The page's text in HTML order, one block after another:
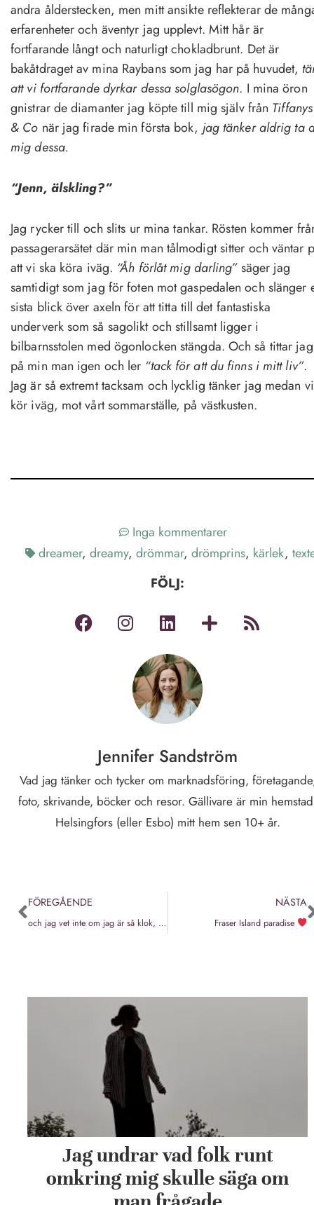
andra ålderstecken, men mitt ansikte reflekterar de
erfarenheter och äventyr jag upplevt. Mitt hår är
fortfarande långt och naturligt chokladbrunt. Det är
bakåtdraget av mina Raybans som jag har på huvudet,
att vi fortfarande dyrkar dessa solglasögon. I mina öron
gnistrar de diamanter jag köpte till mig själv från Tiffanys
& Co när jag firade min första bok, jag tänker aldrig ta
mig dessa.
“Jenn, älskling?”
Jag rycker till och slits ur mina tankar. Rösten kommer
passagerarsätet där min man tålmodigt sitter och väntar
att vi ska köra iväg. “Åh förlåt mig darling”säger jag
samtidigt som jag för foten mot gaspedalen och slänger
sista blick över axeln för att titta till det fantastiska
underverk som så sagolikt och stillsamt ligger i
bilbarnsstolen med ögonlocken stängda. Och så tittar jag
på min man igen och ler “tack för att du finns i mitt liv”.
Jag är så extremt tacksam och lycklig tänker jag medan vi
kör iväg, mot vårt sommarställe, på västkusten.
Inga kommentarer
dreamer, dreamy, drömmar, drömprins, kärlek,
FÖLJ:
Jennifer Sandström
Vad jag tänker och tycker om marknadsföring,
foto, skrivande, böcker och resor. Gällivare är min
Helsingfors (eller Esbo) mitt hem sen 10+ år.
FÖREGÅENDE
och jag vet inte om jag är så klok, jag är bara mig själv, en människa i mängden
NÄSTA
Fraser Island paradise
Jag undrar vad folk runt
omkring mig skulle säga om